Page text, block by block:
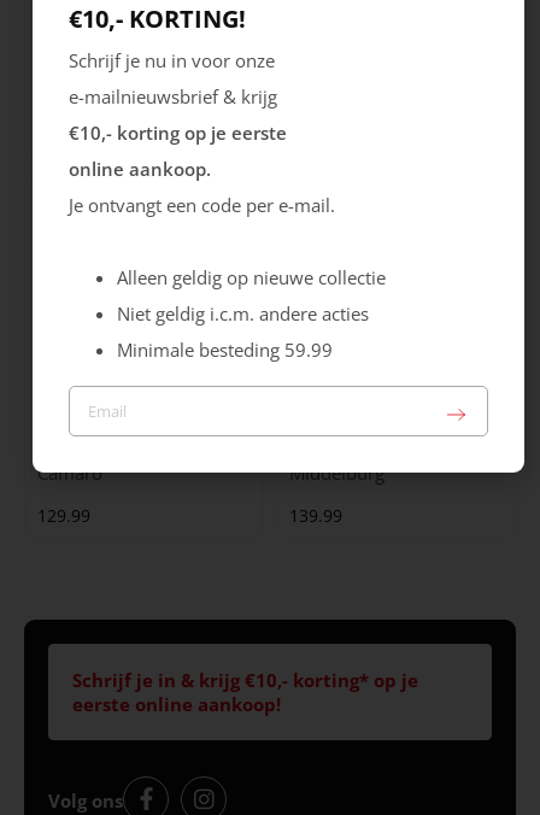
Ecco
City Stride
119.99
Australian
Camaro
129.99
Australian
Middelburg
139.99
Schrijf je in & krijg €10,- korting* op je
eerste online aankoop!
Volg ons
€10,- KORTING!
Schrijf je nu in voor onze
e-mailnieuwsbrief & krijg
€10,- korting op je eerste
online aankoop.
Je ontvangt een code per e-mail.
Alleen geldig op nieuwe collectie
Niet geldig i.c.m. andere acties
Minimale besteding 59.99